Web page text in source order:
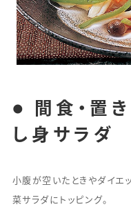
● 間食・置
し身サラダ
小腹が空いたときやダイエ
菜サラダにトッピング。